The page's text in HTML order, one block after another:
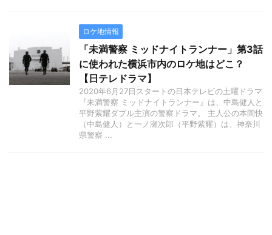
ロケ地情報
「未満警察 ミッドナイトランナー」第3話
に使われた横浜市内のロケ地はどこ？
【日テレドラマ】
2020年6月27日スタートの日本テレビの土曜ドラマ
『未満警察 ミッドナイトランナー』は、中島健人と
平野紫耀ダブル主演の警察ドラマ。 主人公の本間快
（中島健人）と一ノ瀬次郎（平野紫耀）は、神奈川
県警察 ...